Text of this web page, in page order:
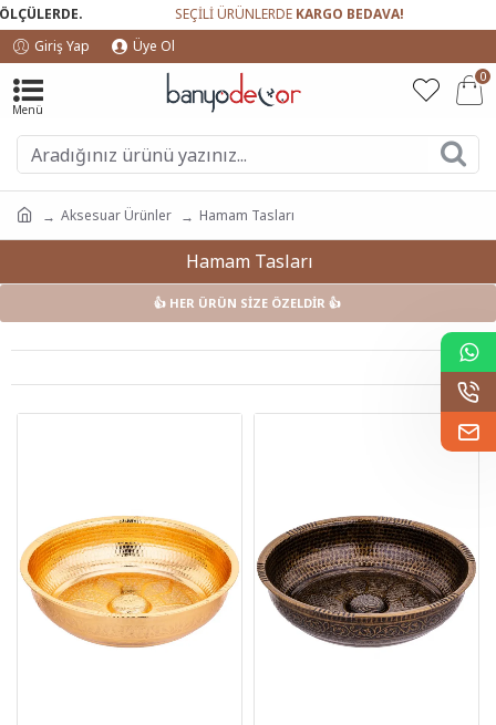
SEÇİLİ ÜRÜNLERDEKARGO BEDAVA!
Giriş Yap
Üye Ol
0
Aksesuar Ürünler Hamam Tasları
Hamam Tasları
👍 HER ÜRÜN SİZE ÖZELDİR 👍